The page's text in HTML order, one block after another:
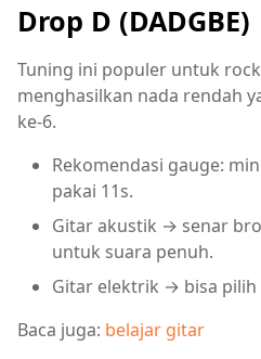
Drop D (DADGBE)
Tuning ini populer untuk
menghasilkan nada rendah
ke-6.
Rekomendasi gauge:
pakai 11s.
Gitar akustik → senar
untuk suara penuh.
Gitar elektrik → bisa pilih
Baca juga: belajar gitar